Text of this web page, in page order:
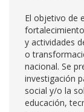
El objetivo de
y actividades
o
nacional. Se
investigación
social y/o la
educación,